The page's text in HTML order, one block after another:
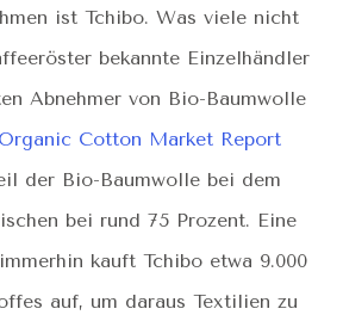
ist Tchibo. Was viele nicht
bekannte Einzelhändler
Abnehmer von Bio-Baumwolle
Organic Cotton Market Report
der Bio-Baumwolle bei dem
bei rund 75 Prozent. Eine
kauft Tchibo etwa 9.000
auf, um daraus Textilien zu